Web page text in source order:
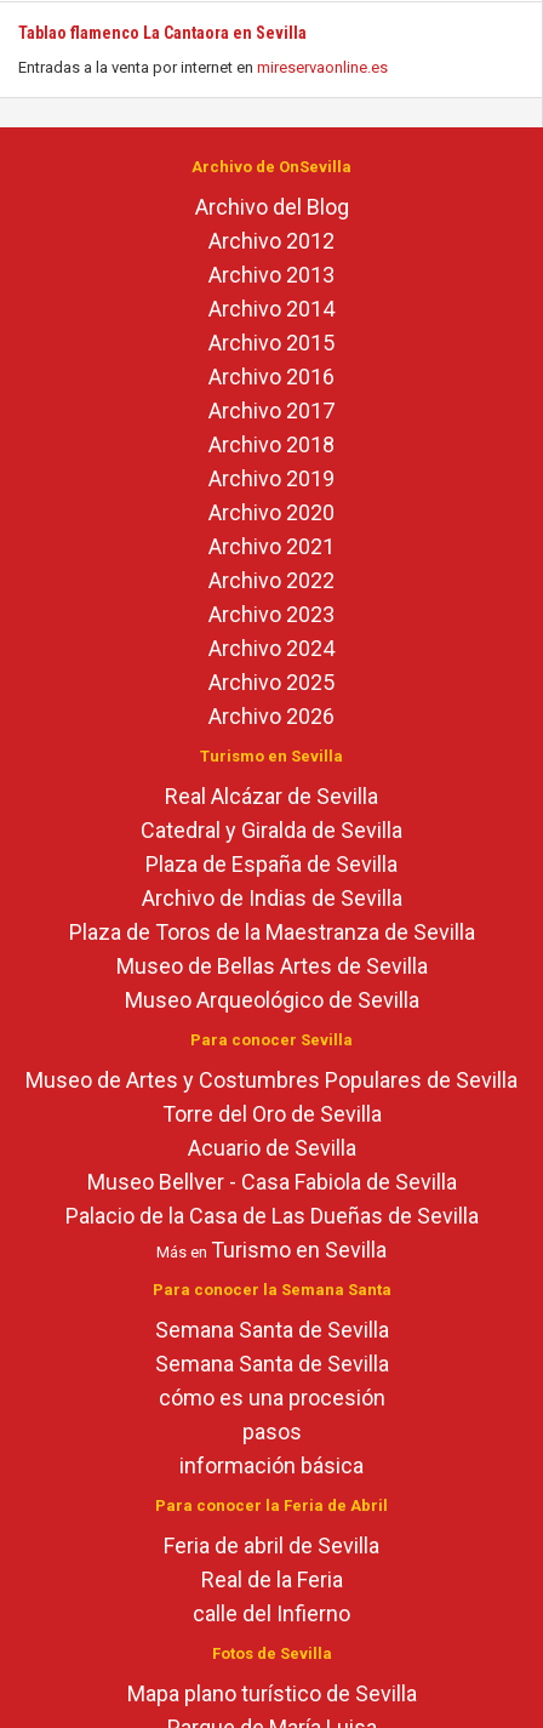
Tablao flamenco La Cantaora en Sevilla
Entradas a la venta por internet en mireservaonline.es
Archivo de OnSevilla
Archivo del Blog
Archivo 2012
Archivo 2013
Archivo 2014
Archivo 2015
Archivo 2016
Archivo 2017
Archivo 2018
Archivo 2019
Archivo 2020
Archivo 2021
Archivo 2022
Archivo 2023
Archivo 2024
Archivo 2025
Archivo 2026
Turismo en Sevilla
Real Alcázar de Sevilla
Catedral y Giralda de Sevilla
Plaza de España de Sevilla
Archivo de Indias de Sevilla
Plaza de Toros de la Maestranza de Sevilla
Museo de Bellas Artes de Sevilla
Museo Arqueológico de Sevilla
Para conocer Sevilla
Museo de Artes y Costumbres Populares de Sevilla
Torre del Oro de Sevilla
Acuario de Sevilla
Museo Bellver - Casa Fabiola de Sevilla
Palacio de la Casa de Las Dueñas de Sevilla
Más en Turismo en Sevilla
Para conocer la Semana Santa
Semana Santa de Sevilla
Semana Santa de Sevilla
cómo es una procesión
pasos
información básica
Para conocer la Feria de Abril
Feria de abril de Sevilla
Real de la Feria
calle del Infierno
Fotos de Sevilla
Mapa plano turístico de Sevilla